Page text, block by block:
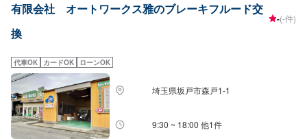
有限会社 オートワークス雅のブレーキフルード交
換
-(-件)
代車OK カードOK ローンOK
埼玉県坂戸市森戸1-1
9:30 ~ 18:00 他1件